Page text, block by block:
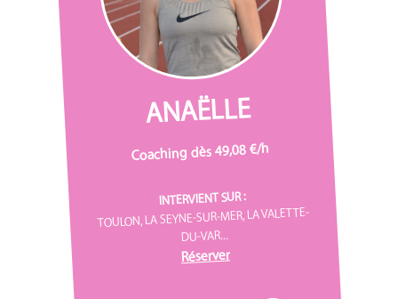
ANAËLLE
Coaching dès 49,08 €/h
INTERVIENT SUR :
TOULON, LA SEYNE-SUR-MER, LA VALETTE-
DU-VAR...
Réserver